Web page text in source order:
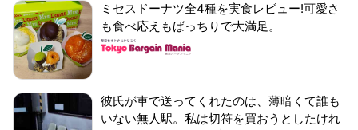
ミセスドーナツ全4種を実食レビュー!可愛さ
も食べ応えもばっちりで大満足。
彼氏が車で送ってくれたのは、薄暗くて誰も
いない無人駅。私は切符を買おうとしたけれ